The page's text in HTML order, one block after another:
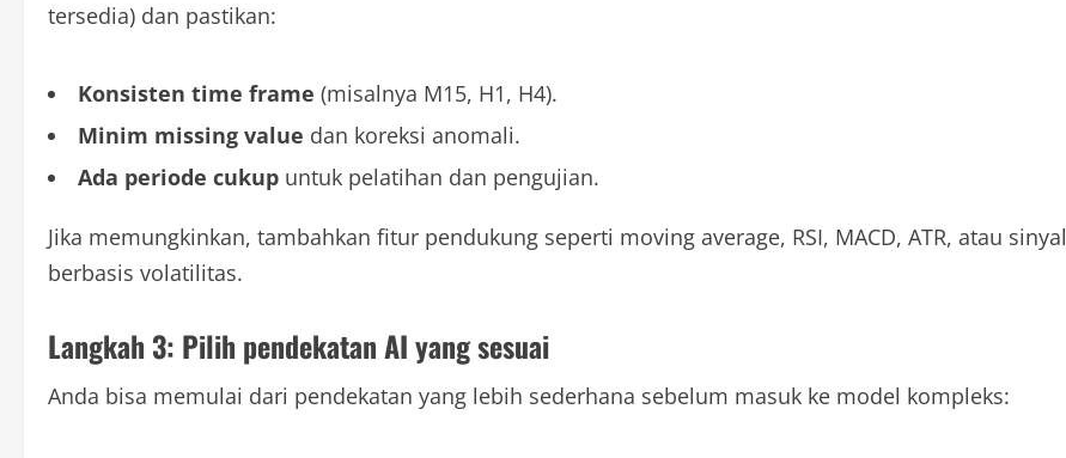
tersedia) dan pastikan:
Konsisten time frame (misalnya M15, H1, H4).
Minim missing value dan koreksi anomali.
Ada periode cukup untuk pelatihan dan pengujian.
Jika memungkinkan, tambahkan fitur pendukung seperti moving average, RSI, MACD, ATR, atau sinyal
berbasis volatilitas.
Langkah 3: Pilih pendekatan AI yang sesuai
Anda bisa memulai dari pendekatan yang lebih sederhana sebelum masuk ke model kompleks: